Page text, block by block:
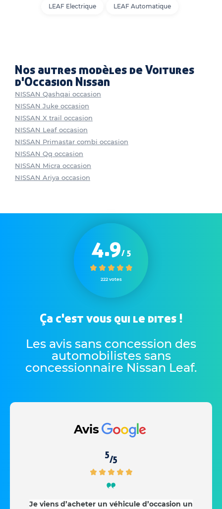
LEAF Electrique LEAF Automatique
Nos autres modèles de Voitures
d'Occasion Nissan
NISSAN Qashqai occasion
NISSAN Juke occasion
NISSAN X trail occasion
NISSAN Leaf occasion
NISSAN Primastar combi occasion
NISSAN Qq occasion
NISSAN Micra occasion
NISSAN Ariya occasion
4.9/ 5
222 votes
Ça c'est vous qui le dites !
Les avis sans concession des
automobilistes sans
concessionnaire Nissan Leaf.
Avis
5/5
Je viens d’acheter un véhicule d’occasion un